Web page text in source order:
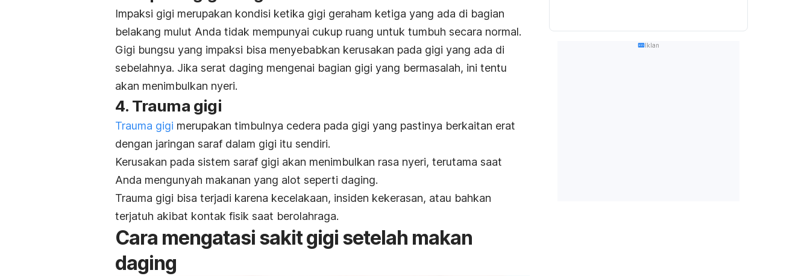
Impaksi gigi merupakan kondisi ketika gigi geraham ketiga yang ada di bagian
belakang mulut Anda tidak mempunyai cukup ruang untuk tumbuh secara normal.
Gigi bungsu yang impaksi bisa menyebabkan kerusakan pada gigi yang ada di
sebelahnya. Jika serat daging mengenai bagian gigi yang bermasalah, ini tentu
akan menimbulkan nyeri.
4. Trauma gigi
Trauma gigi merupakan timbulnya cedera pada gigi yang pastinya berkaitan erat
dengan jaringan saraf dalam gigi itu sendiri.
Kerusakan pada sistem saraf gigi akan menimbulkan rasa nyeri, terutama saat
Anda mengunyah makanan yang alot seperti daging.
Trauma gigi bisa terjadi karena kecelakaan, insiden kekerasan, atau bahkan
terjatuh akibat kontak fisik saat berolahraga.
Cara mengatasi sakit gigi setelah makan
daging
Iklan